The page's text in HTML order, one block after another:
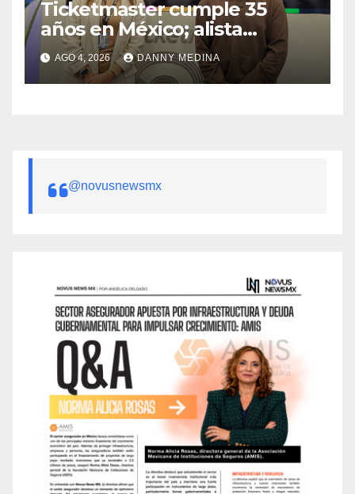
Ticketmaster cumple 35
años en México; alista
apuesta por IA tras emitir 22
millones de boletos
AGO 4, 2026 DANNY MEDINA
@novusnewsmx